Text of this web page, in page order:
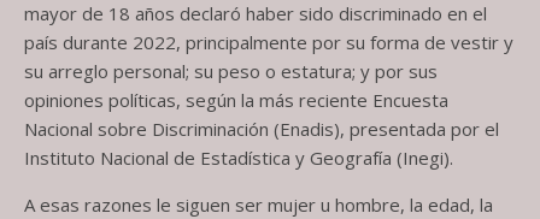
mayor de 18 años declaró haber sido discriminado en el
país durante 2022, principalmente por su forma de vestir y
su arreglo personal; su peso o estatura; y por sus
opiniones políticas, según la más reciente Encuesta
Nacional sobre Discriminación (Enadis), presentada por el
Instituto Nacional de Estadística y Geografía (Inegi).
A esas razones le siguen ser mujer u hombre, la edad, la